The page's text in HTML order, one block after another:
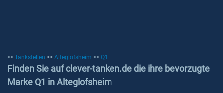
>> Tankstellen >> Alteglofsheim >> Q1
Finden Sie auf clever-tanken.de die ihre bevorzugte
Marke Q1 in Alteglofsheim